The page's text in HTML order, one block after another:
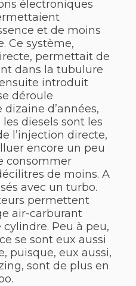
électroniques
et de moins
Ce système,
permettait de
dans la tubulure
introduit
déroule
dizaine d’années,
diesels sont les
l’injection directe,
encore un peu
consommer
de moins. A
avec un turbo.
permettent
air-carburant
Peu à peu,
se sont eux aussi
puisque, eux aussi,
sont de plus en